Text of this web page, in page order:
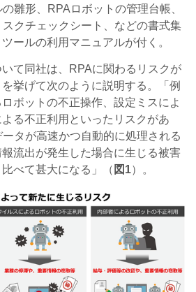
雛形、RPAロボットの管理台帳、
クチェックシート、などの書式集
ールの利用マニュアルが付く。
て同社は、RPAに関わるリスクが
挙げて次のように説明する。「例
ボットの不正操作、設定ミスによ
る不正利用といったリスクがあ
タが高速かつ自動的に処理される
流出が発生した場合に生じる被害
べて甚大になる」（ 図1）。